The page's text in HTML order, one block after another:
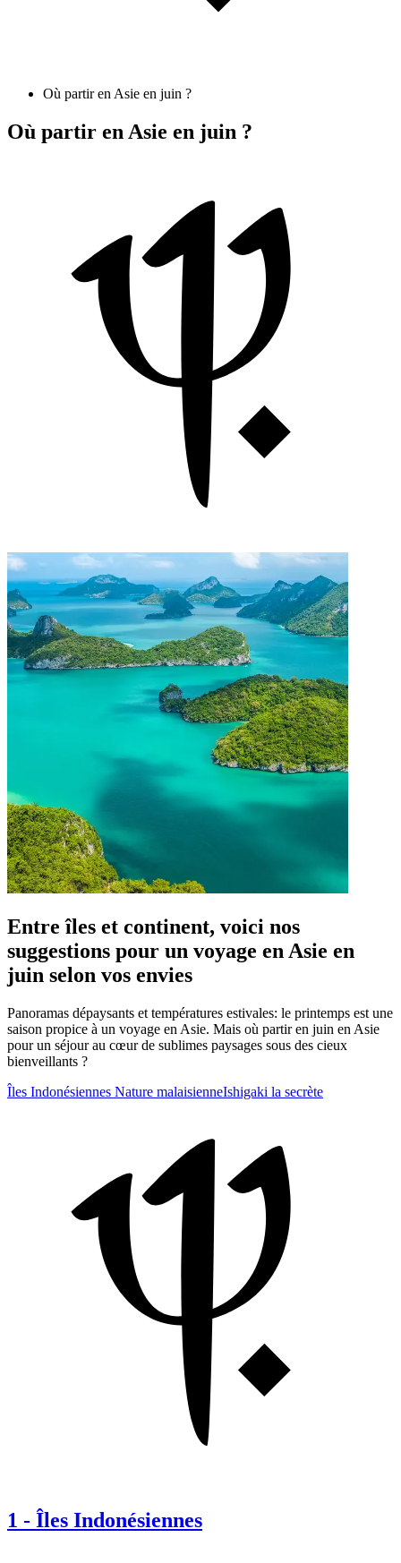
Où partir en Asie en juin ?
Où partir en Asie en juin ?
Entre îles et continent, voici nos
suggestions pour un voyage en Asie en
juin selon vos envies
Panoramas dépaysants et températures estivales: le printemps est une
saison propice à un voyage en Asie. Mais où partir en juin en Asie
pour un séjour au cœur de sublimes paysages sous des cieux
bienveillants ?
Îles Indonésiennes Nature malaisienneIshigaki la secrète
1 - Îles Indonésiennes